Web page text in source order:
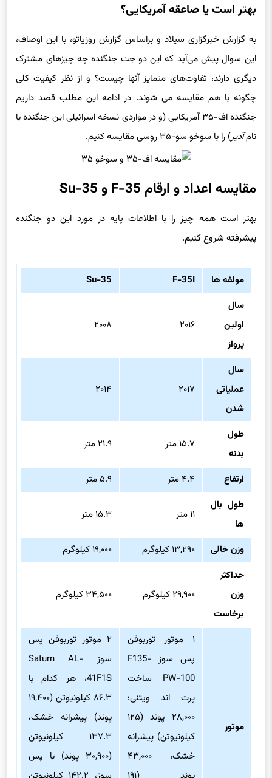
بهتر است یا صاعقه آمریکایی؟
به گزارش خبرگزاری سیلاد و براساس گزارش روزیاتو، با این اوصاف،
این سوال پیش می‌آید که این دو جت جنگنده چه چیزهای مشترک
دیگری دارند، تفاوت‌های متمایز آنها چیست؟ و از نظر کیفیت کلی
چگونه با هم مقایسه می شوند. در ادامه این مطلب قصد داریم
جنگنده اف-۳۵ آمریکایی (و در مواردی نسخه اسرائیلی این جنگنده با
نامآدیر) را با سوخو سو-۳۵ روسی مقایسه کنیم.
مقایسه اعداد و ارقام F-35 و Su-35
بهتر است همه چیز را با اطلاعات پایه در مورد این دو جنگنده
پیشرفته شروع کنیم.
مولفه ها F-35I
Su-35
سال
اولین
پرواز
۲۰۱۶ ۲۰۰۸
سال
عملیاتی
شدن
۲۰۱۷ ۲۰۱۴
طول
بدنه
۱۵.۷ متر ۲۱.۹ متر
ارتفاع ۴.۴ متر
۵.۹ متر
طول بال
ها
۱۱ متر ۱۵.۳ متر
وزن خالی ۱۳,۲۹۰ کیلوگرم
۱۹,۰۰۰ کیلوگرم
حداکثر
وزن
برخاست
۲۹,۹۰۰ کیلوگرم ۳۴,۵۰۰ کیلوگرم
موتور
۱ موتور توربوفن
پس سوز F135-
PW-100 ساخت
پرت اند ویتنی؛
۲۸,۰۰۰ پوند (۱۲۵
کیلونیوتن) پیشرانه
خشک، ۴۳,۰۰۰
۲ موتور توربوفن پس
سوز Saturn AL-
41F1S، هر کدام با
۸۶.۳ کیلونیوتن (۱۹,۴۰۰
پوند) پیشرانه خشک،
۱۳۷.۳ کیلونیوتن
(۳۰,۹۰۰ پوند) با پس